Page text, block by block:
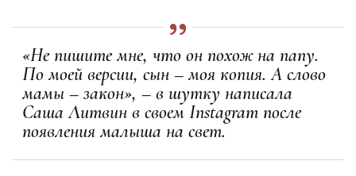
«Не пишите мне, что он похож на папу.
По моей версии, сын – моя копия. А слово
мамы – закон», – в шутку написала
Саша Литвин в своем Instagram после
появления малыша на свет.